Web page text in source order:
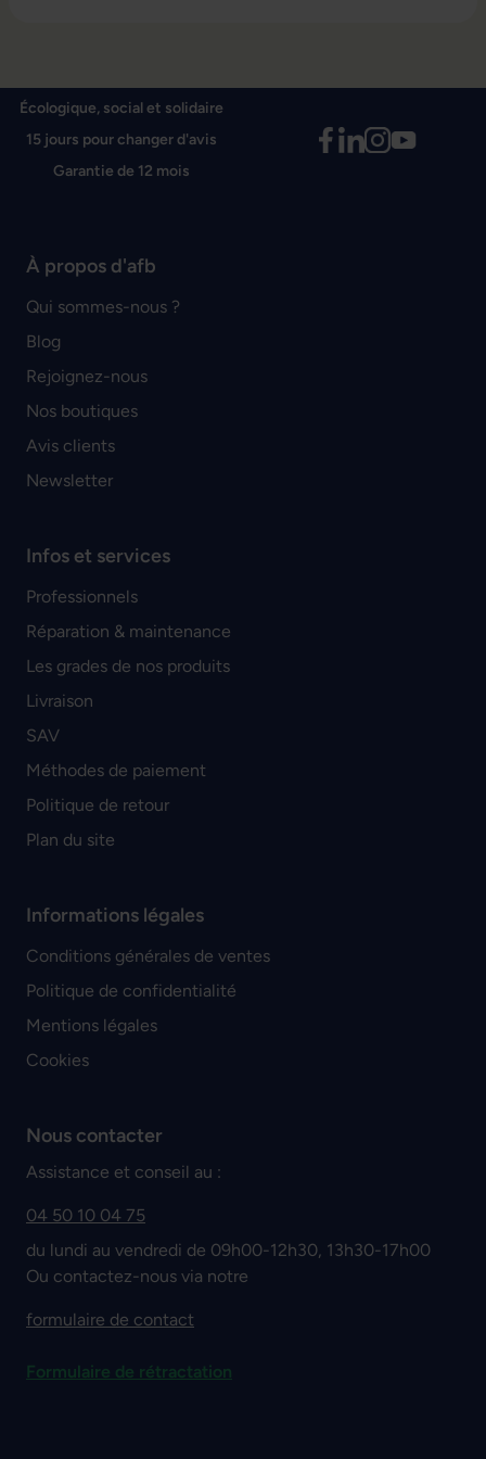
Écologique, social et solidaire
15 jours pour changer d'avis
Garantie de 12 mois
À propos d'afb
Qui sommes-nous ?
Blog
Rejoignez-nous
Nos boutiques
Avis clients
Newsletter
Infos et services
Professionnels
Réparation & maintenance
Les grades de nos produits
Livraison
SAV
Méthodes de paiement
Politique de retour
Plan du site
Informations légales
Conditions générales de ventes
Politique de confidentialité
Mentions légales
Cookies
Nous contacter
Assistance et conseil au :
04 50 10 04 75
du lundi au vendredi de 09h00-12h30, 13h30-17h00
Ou contactez-nous via notre
formulaire de contact
Formulaire de rétractation